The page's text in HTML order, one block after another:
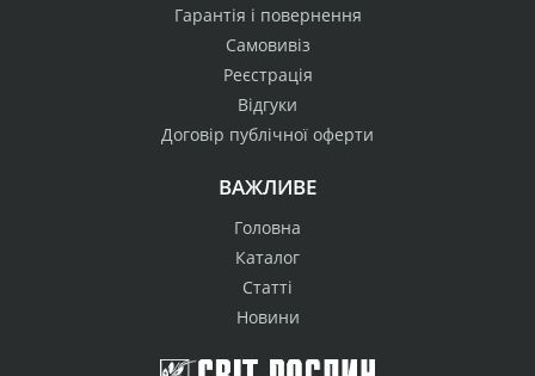
Гарантія і повернення
Самовивіз
Реєстрація
Відгуки
Договір публічної оферти
ВАЖЛИВЕ
Головна
Каталог
Статті
Новини